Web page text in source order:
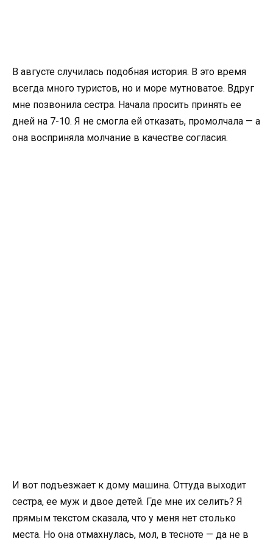
В августе случилась подобная история. В это время
всегда много туристов, но и море мутноватое. Вдруг
мне позвонила сестра. Начала просить принять ее
дней на 7-10. Я не смогла ей отказать, промолчала — а
она восприняла молчание в качестве согласия.
И вот подъезжает к дому машина. Оттуда выходит
сестра, ее муж и двое детей. Где мне их селить? Я
прямым текстом сказала, что у меня нет столько
места. Но она отмахнулась, мол, в тесноте — да не в